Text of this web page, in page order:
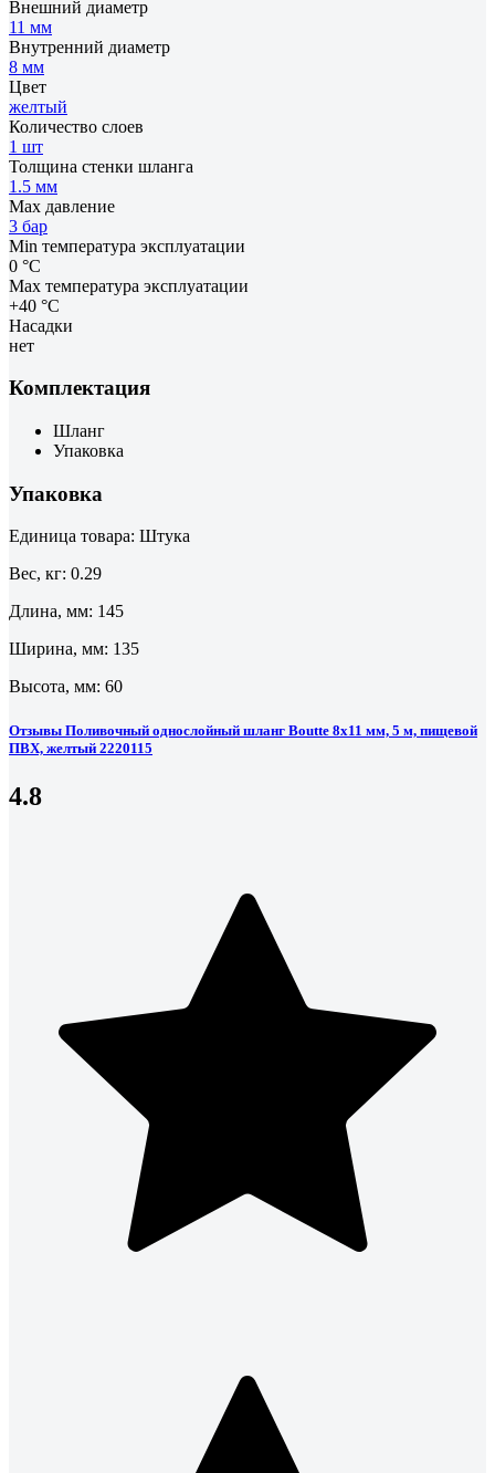
Внешний диаметр
11 мм
Внутренний диаметр
8 мм
Цвет
желтый
Количество слоев
1 шт
Толщина стенки шланга
1.5 мм
Max давление
3 бар
Min температура эксплуатации
0 °С
Мах температура эксплуатации
+40 °С
Насадки
нет
Комплектация
Шланг
Упаковка
Упаковка
Единица товара: Штука
Вес, кг: 0.29
Длина, мм: 145
Ширина, мм: 135
Высота, мм: 60
Отзывы Поливочный однослойный шланг Boutte 8x11 мм, 5 м, пищевой
ПВХ, желтый 2220115
4.8